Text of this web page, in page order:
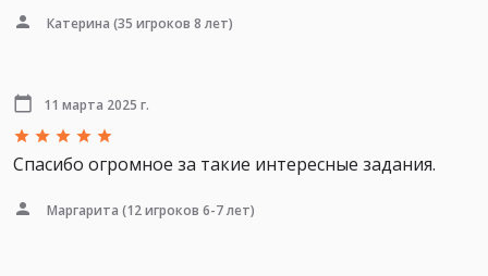
Катерина (35 игроков 8 лет)
11 марта 2025 г.
Спасибо огромное за такие интересные задания.
Маргарита (12 игроков 6-7 лет)